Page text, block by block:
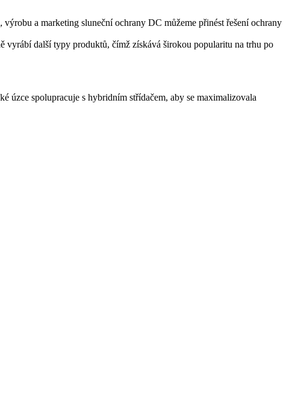
a marketing sluneční ochrany DC můžeme přinést řešení ochrany
vyrábí další typy produktů, čímž získává širokou popularitu na trhu po
úzce spolupracuje s hybridním střídačem, aby se maximalizovala